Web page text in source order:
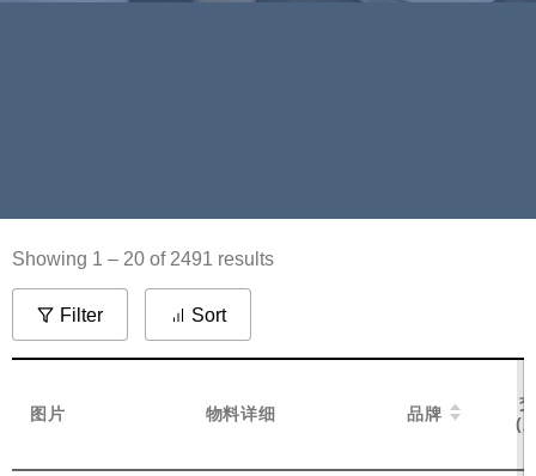
Showing 1 – 20 of 2491 results
Filter Sort
图片 物料详细 品牌
(
图片 物料详细 品牌
(